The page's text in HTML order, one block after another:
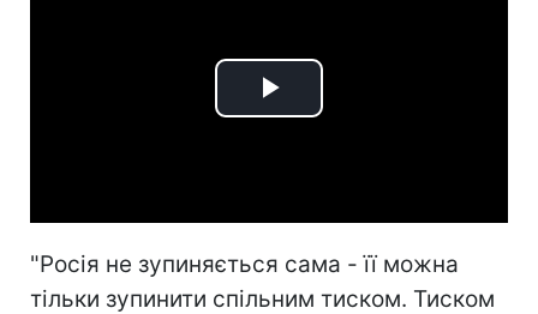
Play
"Росія не зупиняється сама - її можна
тільки зупинити спільним тиском. Тиском